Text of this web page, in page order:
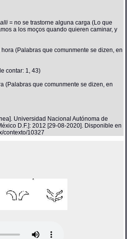
= no se trastorne alguna carga (Lo que
a los moços quando quieren caminar, y
(Palabras que comunmente se dizen, en
contar: 1, 43)
(Palabras que comunmente se dizen, en
Universidad Nacional Autónoma de
D.F.]: 2012 [29-08-2020]. Disponible en
contexto/10327